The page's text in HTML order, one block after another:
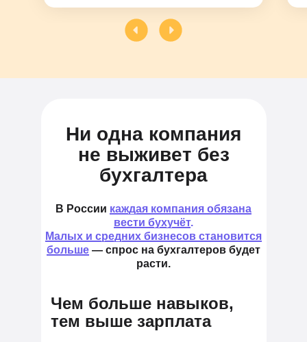
Чем больше навыков,
тем выше зарплата
Ни одна компания
не выживет без
бухгалтера
В России каждая компания обязана
вести бухучёт.
Малых и средних бизнесов становится
больше — спрос на бухгалтеров будет
расти.